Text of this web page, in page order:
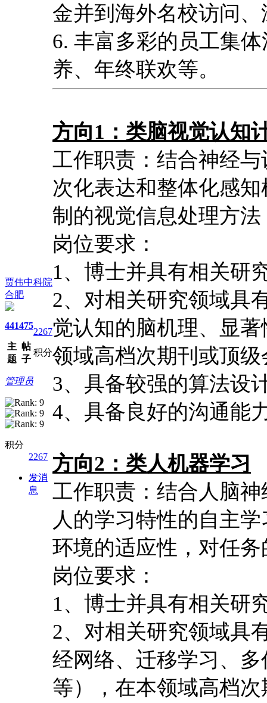
贾伟中科院
合肥
441
主
题
475
帖
子
2267
积分
管理员
积分
2267
发消
息
金并到海外名校访问
6. 丰富多彩的员工集
养、年终联欢等。
方向1：类脑视觉认知
工作职责：结合神经
次化表达和整体化感
制的视觉信息处理方
岗位要求：
1、博士并具有相关研
2、对相关研究领域具
觉认知的脑机理、显
领域高档次期刊或顶
3、具备较强的算法设
4、具备良好的沟通能
方向2：类人机器学习
工作职责：结合人脑
人的学习特性的自主
环境的适应性，对任
岗位要求：
1、博士并具有相关研
2、对相关研究领域具
经网络、迁移学习、
等），在本领域高档